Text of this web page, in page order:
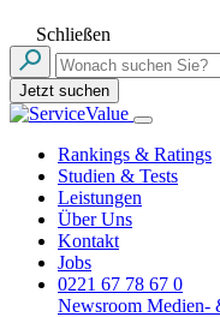
Schließen
Jetzt suchen
Rankings & Ratings
Studien & Tests
Leistungen
Über Uns
Kontakt
Jobs
0221 67 78 67 0
Newsroom Medien-